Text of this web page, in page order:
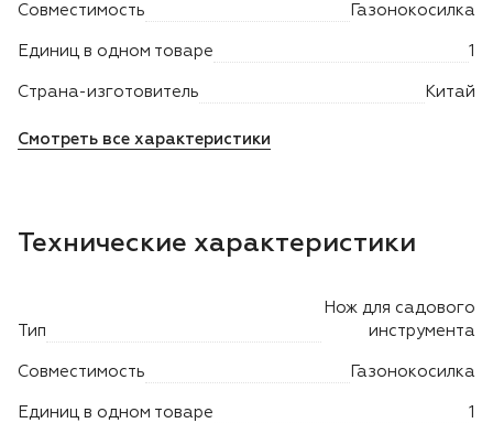
Двигатели
Аксессуары
Техника PRO
Совместимость Газонокосилка
Единиц в одном товаре 1
Страна-изготовитель Китай
Смотреть все характеристики
Технические характеристики
Тип
Нож для садового
инструмента
Совместимость Газонокосилка
Единиц в одном товаре 1